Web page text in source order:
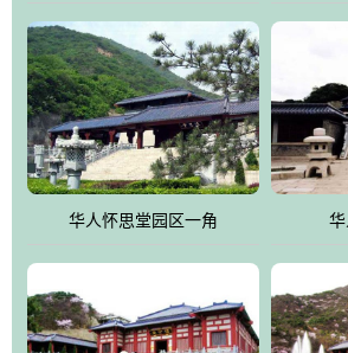
辉。
怀思堂作为豪华室内骨灰存放处，将干支纪
人合一、太极八卦、生辰八字及生肖等有机
厅七千个福位分十二小区，按十二地支命名
肖、八字、时辰亦可参考地理方位、职业、
地宫陵寝式的，入口楹联选材于著名田园诗
他人亦已歌，死后何所道，托体同山阿"中的
雀，后玄武"的四大吉祥物铜雕挂件。
华人怀思堂园区一角